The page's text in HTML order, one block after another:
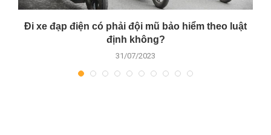
Đi xe đạp điện có phải đội mũ bảo hiểm theo luật
định không?
31/07/2023